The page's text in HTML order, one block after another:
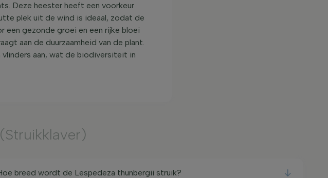
Deze heester heeft een voorkeur
plek uit de wind is ideaal, zodat de
een gezonde groei en een rijke bloei
aan de duurzaamheid van de plant.
aan, wat de biodiversiteit in
(Struikklaver)
breed wordt de Lespedeza thunbergii struik?